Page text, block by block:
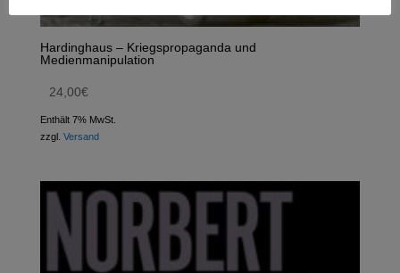
Hardinghaus – Kriegspropaganda und
Medienmanipulation
24,00€
Enthält 7% MwSt.
zzgl. Versand